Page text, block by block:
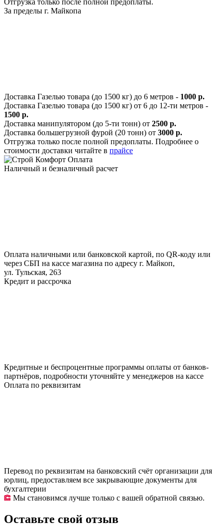
За пределы г. Майкопа
Доставка Газелью товара (до 1500 кг) до 6 метров - 1000 р.
Доставка Газелью товара (до 1500 кг) от 6 до 12-ти метров -
1500 р.
Доставка манипулятором (до 5-ти тонн) от 2500 р.
Доставка большегрузной фурой (20 тонн) от 3000 р.
Отгрузка только после полной предоплаты. Подробнее о
стоимости доставки читайте в прайсе
Оплата
Наличный и безналичный расчет
Оплата наличными или банковской картой, по QR-коду или
через СБП на кассе магазина по адресу г. Майкоп,
ул. Тульская, 263
Кредит и рассрочка
Кредитные и беспроцентные программы оплаты от банков-
партнёров, подробности уточняйте у менеджеров на кассе
Оплата по реквизитам
Перевод по реквизитам на банковский счёт организации для
юрлиц, предоставляем все закрывающие документы для
бухгалтерии
Мы становимся лучше только с вашей обратной связью.
Оставьте свой отзыв